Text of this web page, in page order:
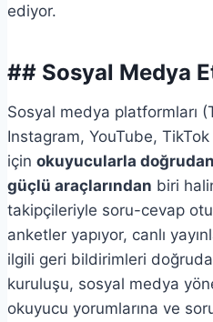
ediyor.
## Sosyal Medya
Sosyal medya platformları
Instagram, YouTube,
için okuyucularla
güçlü araçlarından biri
takipçileriyle soru-cevap
anketler yapıyor, canlı
ilgili geri bildirimleri
kuruluşu, sosyal medya
okuyucu yorumlarına ve